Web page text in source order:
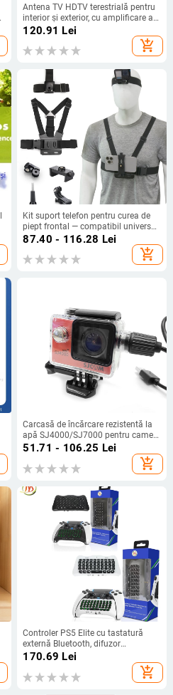
Antena TV HDTV terestrială pentru
interior și exterior, cu amplificare a
semnalului digital
120.91 Lei
add_shopping_cart
Kit suport telefon pentru curea de
piept frontal — compatibil universal,
din plastic + bandă elastică, logo
87.40 - 116.28 Lei
add_shopping_cart
Carcasă de încărcare rezistentă la
apă SJ4000/SJ7000 pentru camere
de acțiune — include carcasă
rezistentă la apă, conector etanș și
cablu de încărcare
51.71 - 106.25 Lei
add_shopping_cart
Controler PS5 Elite cu tastatură
externă Bluetooth, difuzor
încorporat, intrare pentru chat vocal
170.69 Lei
add_shopping_cart